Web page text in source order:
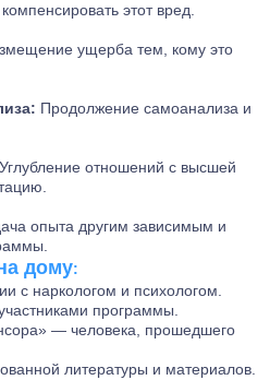
этот вред.
ущерба тем, кому это
Продолжение самоанализа и
Углубление отношений с высшей
опыта другим зависимым и
дому:
с наркологом и психологом.
программы.
— человека, прошедшего
литературы и материалов.